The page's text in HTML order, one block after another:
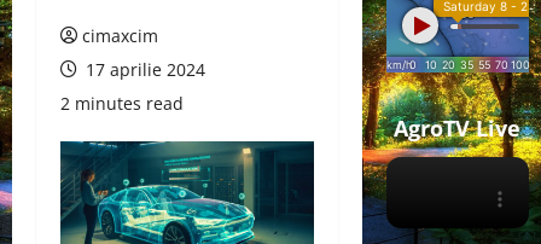
cimaxcim
17 aprilie 2024
2 minutes read
AgroTV Live